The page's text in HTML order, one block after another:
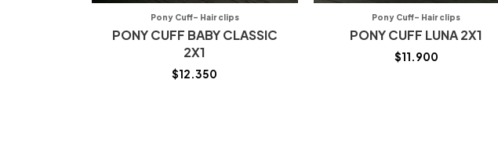
Pony Cuff- Hair clips
PONY CUFF BABY CLASSIC
2X1
$12.350
Pony Cuff- Hair clips
PONY CUFF LUNA 2X1
$11.900